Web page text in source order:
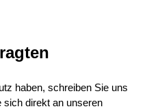
haben, schreiben Sie uns
sich direkt an unseren